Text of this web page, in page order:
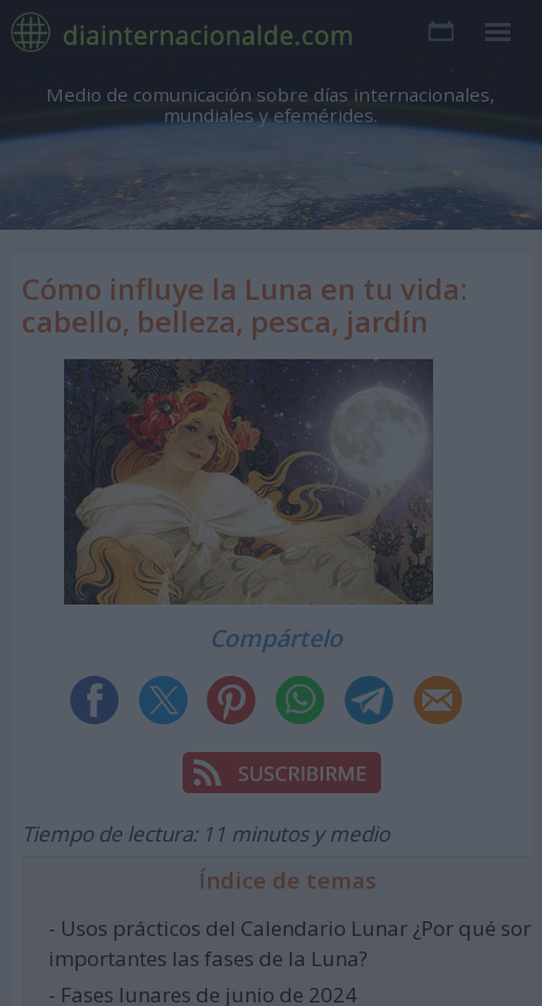
Medio de comunicación sobre días internacionales,
mundiales y efemérides.
Cómo influye la Luna en tu vida:
cabello, belleza, pesca, jardín
Compártelo
Tiempo de lectura: 11 minutos y medio
Índice de temas
- Usos prácticos del Calendario Lunar ¿Por qué son
importantes las fases de la Luna?
- Fases lunares de junio de 2024